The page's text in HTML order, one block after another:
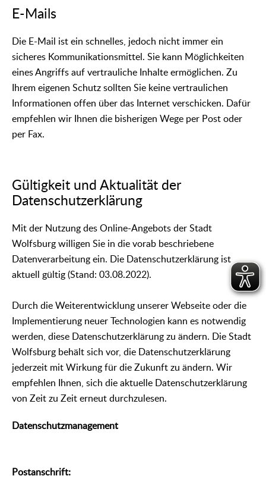
E-Mails
Die E-Mail ist ein schnelles, jedoch nicht immer ein
sicheres Kommunikationsmittel. Sie kann Möglichkeiten
eines Angriffs auf vertrauliche Inhalte ermöglichen. Zu
Ihrem eigenen Schutz sollten Sie keine vertraulichen
Informationen offen über das Internet verschicken. Dafür
empfehlen wir Ihnen die bisherigen Wege per Post oder
per Fax.
Gültigkeit und Aktualität der
Datenschutzerklärung
Mit der Nutzung des Online-Angebots der Stadt
Wolfsburg willigen Sie in die vorab beschriebene
Datenverarbeitung ein. Die Datenschutzerklärung ist
aktuell gültig (Stand: 03.08.2022).
Durch die Weiterentwicklung unserer Webseite oder die
Implementierung neuer Technologien kann es notwendig
werden, diese Datenschutzerklärung zu ändern. Die Stadt
Wolfsburg behält sich vor, die Datenschutzerklärung
jederzeit mit Wirkung für die Zukunft zu ändern. Wir
empfehlen Ihnen, sich die aktuelle Datenschutzerklärung
von Zeit zu Zeit erneut durchzulesen.
Datenschutzmanagement
Postanschrift: